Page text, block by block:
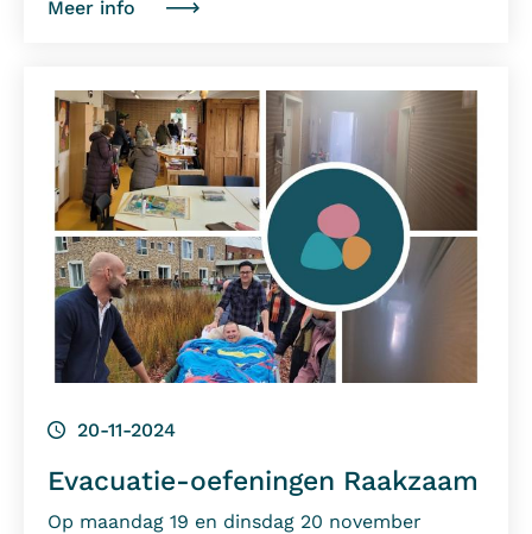
Meer info
20-11-2024
Evacuatie-oefeningen Raakzaam
Op maandag 19 en dinsdag 20 november